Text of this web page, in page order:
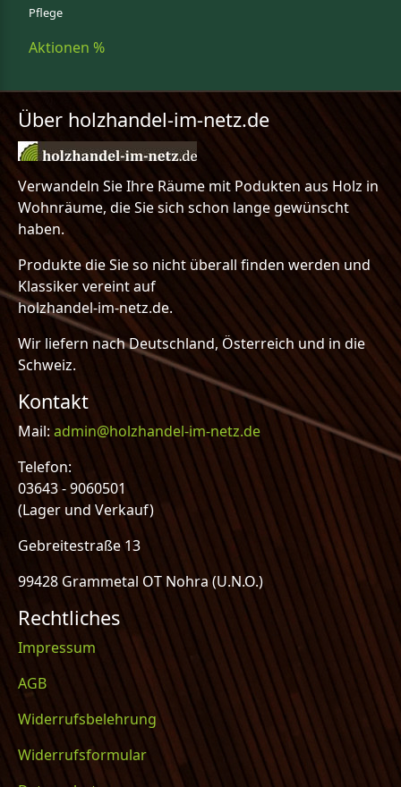
Pflege
Aktionen %
Über holzhandel-im-netz.de
Verwandeln Sie Ihre Räume mit Podukten aus Holz in
Wohnräume, die Sie sich schon lange gewünscht
haben.
Produkte die Sie so nicht überall finden werden und
Klassiker vereint auf
holzhandel-im-netz.de.
Wir liefern nach Deutschland, Österreich und in die
Schweiz.
Kontakt
Mail: admin@holzhandel-im-netz.de
Telefon:
03643 - 9060501
(Lager und Verkauf)
Gebreitestraße 13
99428 Grammetal OT Nohra (U.N.O.)
Rechtliches
Impressum
AGB
Widerrufsbelehrung
Widerrufsformular